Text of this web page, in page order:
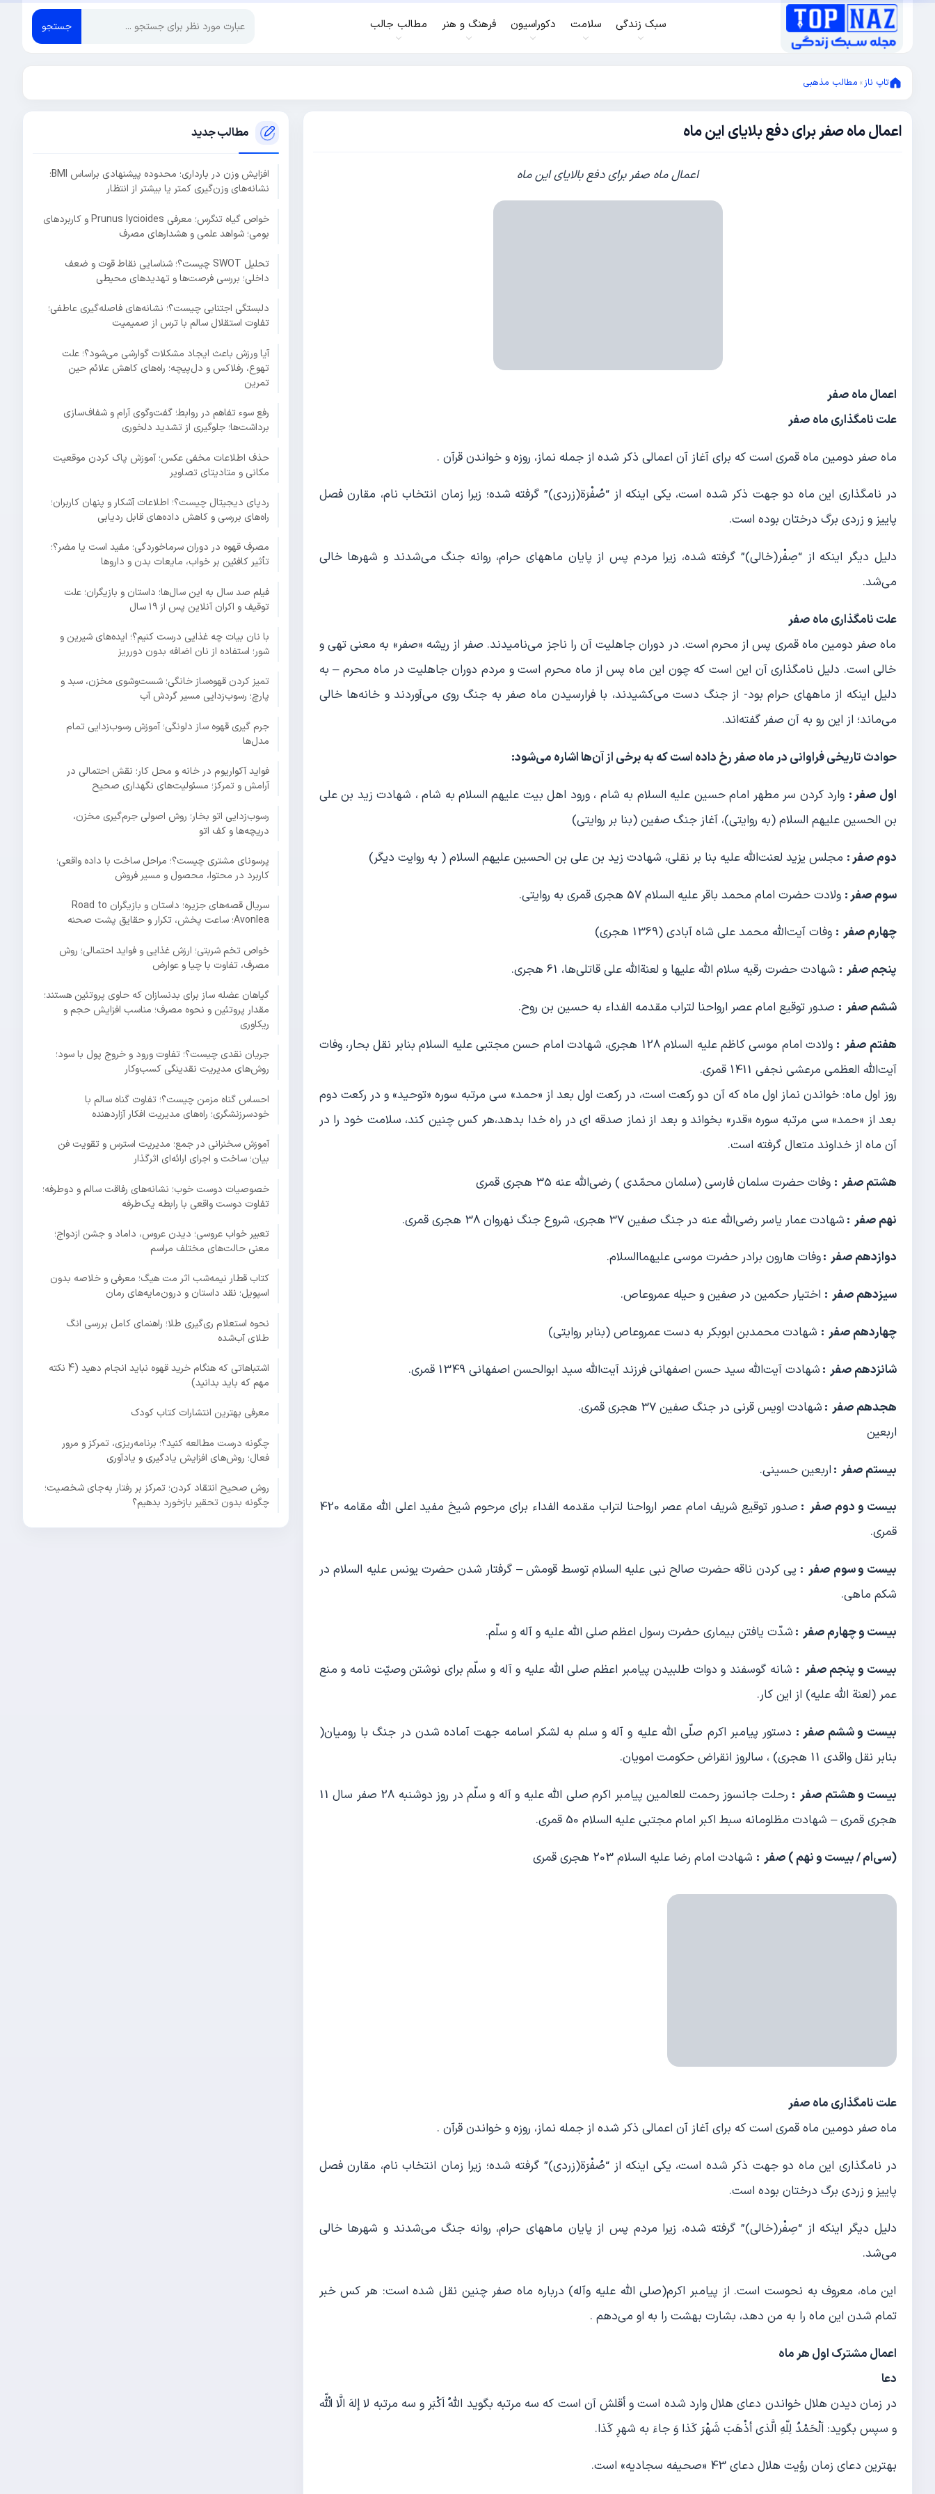
سبک زندگی سلامت دکوراسیون فرهنگ و هنر مطالب جالب جستجو
تاپ ناز» مطالب مذهبی
اعمال ماه صفر برای دفع بلایای این ماه
دسامبر
اعمال ماه صفر برای دفع بالایای این ماه
اعمال ماه صفر
علت نامگذاری ماه صفر
ماه صفر دومین ماه قمری است که برای آغاز آن اعمالی ذکر شده از جمله نماز، روزه و خواندن قرآن .
در نامگذاری این ماه دو جهت ذکر شده است، یکی اینکه از “صُفْرَة(زردی)” گرفته شده؛ زیرا زمان انتخاب نام، مقارن فصل
پاییز و زردی برگ درختان بوده است.
دلیل دیگر اینکه از “صِفْر(خالی)” گرفته شده، زیرا مردم پس از پایان ماههای حرام، روانه جنگ می‌شدند و شهرها خالی
می‌شد.
علت نامگذاری ماه صفر
ماه صفر دومین ماه قمری پس از محرم است. در دوران جاهلیت آن را ناجز می‌نامیدند. صفر از ریشه «صفر» به معنی تهی و
خالی است. دلیل نامگذاری آن این است که چون این ماه پس از ماه محرم است و مردم دوران جاهلیت در ماه محرم – به
دلیل اینکه از ماههای حرام بود- از جنگ دست می‌کشیدند، با فرارسیدن ماه صفر به جنگ روی می‌آوردند و خانه‌ها خالی
می‌ماند؛ از این رو به آن صفر گفته‌اند.
حوادث تاریخی فراوانی در ماه صفر رخ داده است که به برخی از آن‌ها اشاره می‌شود:
اول صفر : وارد کردن سر مطهر امام حسین علیه السلام به شام ، ورود اهل بیت علیهم السلام به شام ، شهادت زید بن علی
بن الحسین علیهم السلام (به روایتی)، آغاز جنگ صفین (بنا بر روایتی)
دوم صفر : مجلس یزید لعنت‌الله علیه بنا بر نقلی، شهادت زید بن علی بن الحسین علیهم السلام ( به روایت دیگر)
سوم صفر : ولادت حضرت امام محمد باقر علیه السلام 57 هجری قمری به روایتی.
چهارم صفر : وفات آیت‌الله محمد علی شاه آبادی (1369 هجری)
پنجم صفر : شهادت حضرت رقیه سلام الله علیها و لعنة‌الله علی قاتلی‌ها، 61 هجری.
ششم صفر : صدور توقیع امام عصر ارواحنا لتراب مقدمه الفداء به حسین بن روح.
هفتم صفر :
ولادت امام موسی کاظم علیه السلام 128 هجری، شهادت امام حسن مجتبی علیه السلام بنابر نقل بحار، وفات
آیت‌الله العظمی مرعشی نجفی 1411 قمری.
روز اول ماه: خواندن نماز اول ماه که آن دو رکعت است، در رکعت اول بعد از «حمد» سی مرتبه سوره «توحید» و در رکعت دوم
بعد از «حمد» سی مرتبه سوره «قدر» بخواند و بعد از نماز صدقه ای در راه خدا بدهد،هر کس چنین کند، سلامت خود را در
آن ماه از خداوند متعال گرفته است.
هشتم صفر : وفات حضرت سلمان فارسی (سلمان محمّدی ) رضی‌الله عنه 35 هجری قمری
نهم صفر :شهادت عمار یاسر رضی‌الله عنه در جنگ صفین 37 هجری، شروع جنگ نهروان 38 هجری قمری.
دوازدهم صفر :وفات هارون برادر حضرت موسی علیهماالسلام.
سیزدهم صفر : اختیار حکمین در صفین و حیله عمروعاص.
چهاردهم صفر : شهادت محمدبن ابوبکر به دست عمروعاص (بنابر روایتی)
شانزدهم صفر :شهادت آیت‌الله سید حسن اصفهانی فرزند آیت‌الله سید ابوالحسن اصفهانی 1349 قمری.
هجدهم صفر :شهادت اویس قرنی در جنگ صفین 37 هجری قمری.
اربعین
بیستم صفر :اربعین حسینی.
بیست و دوم صفر :
صدور توقیع شریف امام عصر ارواحنا لتراب مقدمه الفداء برای مرحوم شیخ مفید اعلی الله مقامه 420
قمری.
بیست و سوم صفر : پی کردن ناقه حضرت صالح نبی علیه السلام توسط قومش – گرفتار شدن حضرت یونس علیه السلام در
شکم ماهی.
بیست و چهارم صفر :شدّت یافتن بیماری حضرت رسول اعظم صلی الله علیه و آله و سلّم.
بیست و پنجم صفر : شانه گوسفند و دوات طلبیدن پیامبر اعظم صلی الله علیه و آله و سلّم برای نوشتن وصیّت نامه و منع
عمر (لعنة الله علیه) از این کار.
بیست و ششم صفر : دستور پیامبر اکرم صلّی الله علیه و آله و سلم به لشکر اسامه جهت آماده شدن در جنگ با رومیان(
بنابر نقل واقدی 11 هجری) ، سالروز انقراض حکومت امویان.
بیست و هشتم صفر :
رحلت جانسوز رحمت للعالمین پیامبر اکرم صلی الله علیه و آله و سلّم در روز دوشنبه 28 صفر سال 11
هجری قمری – شهادت مظلومانه سبط اکبر امام مجتبی علیه السلام 50 قمری.
(سی‌ام / بیست و نهم ) صفر : شهادت امام رضا علیه السلام 203 هجری قمری
علت نامگذاری ماه صفر
ماه صفر دومین ماه قمری است که برای آغاز آن اعمالی ذکر شده از جمله نماز، روزه و خواندن قرآن .
در نامگذاری این ماه دو جهت ذکر شده است، یکی اینکه از “صُفْرَة(زردی)” گرفته شده؛ زیرا زمان انتخاب نام، مقارن فصل
پاییز و زردی برگ درختان بوده است.
دلیل دیگر اینکه از “صِفْر(خالی)” گرفته شده، زیرا مردم پس از پایان ماههای حرام، روانه جنگ می‌شدند و شهرها خالی
می‌شد.
این ماه، معروف به نحوست است. از پیامبر اکرم(صلی الله علیه وآله) درباره ماه صفر چنین نقل شده است: هر کس خبر
تمام شدن این ماه را به من دهد، بشارت بهشت را به او می‌دهم .
اعمال مشترک اول هر ماه
دعا
در زمان دیدن هلال خواندن دعای هلال وارد شده است و أقلش آن است که سه مرتبه بگوید اللّهُ اَکْبَر و سه مرتبه لا إلهَ الَّا الْلّه
و سپس بگوید: اَلْحَمْدُ لِلّهِ الَّذی أذْهَبَ شَهْرَ کَذا وَ جاءَ به شهرِ کَذا.
بهترین دعای زمان رؤیت هلال دعای 43 «صحیفه سجادیه» است.
مطالب جدید
افزایش وزن در بارداری؛ محدوده پیشنهادی براساس BMI؛
نشانه‌های وزن‌گیری کمتر یا بیشتر از انتظار
خواص گیاه تنگرس؛ معرفی Prunus lycioides و کاربردهای
بومی؛ شواهد علمی و هشدارهای مصرف
تحلیل SWOT چیست؟؛ شناسایی نقاط قوت و ضعف
داخلی؛ بررسی فرصت‌ها و تهدیدهای محیطی
دلبستگی اجتنابی چیست؟؛ نشانه‌های فاصله‌گیری عاطفی؛
تفاوت استقلال سالم با ترس از صمیمیت
آیا ورزش باعث ایجاد مشکلات گوارشی می‌شود؟؛ علت
تهوع، رفلاکس و دل‌پیچه؛ راه‌های کاهش علائم حین
تمرین
رفع سوء تفاهم در روابط؛ گفت‌وگوی آرام و شفاف‌سازی
برداشت‌ها؛ جلوگیری از تشدید دلخوری
حذف اطلاعات مخفی عکس؛ آموزش پاک کردن موقعیت
مکانی و متادیتای تصاویر
ردپای دیجیتال چیست؟؛ اطلاعات آشکار و پنهان کاربران؛
راه‌های بررسی و کاهش داده‌های قابل ردیابی
مصرف قهوه در دوران سرماخوردگی؛ مفید است یا مضر؟؛
تأثیر کافئین بر خواب، مایعات بدن و داروها
فیلم صد سال به این سال‌ها؛ داستان و بازیگران؛ علت
توقیف و اکران آنلاین پس از ۱۹ سال
با نان بیات چه غذایی درست کنیم؟؛ ایده‌های شیرین و
شور؛ استفاده از نان اضافه بدون دورریز
تمیز کردن قهوه‌ساز خانگی؛ شست‌وشوی مخزن، سبد و
پارچ؛ رسوب‌زدایی مسیر گردش آب
جرم گیری قهوه ساز دلونگی؛ آموزش رسوب‌زدایی تمام
مدل‌ها
فواید آکواریوم در خانه و محل کار؛ نقش احتمالی در
آرامش و تمرکز؛ مسئولیت‌های نگهداری صحیح
رسوب‌زدایی اتو بخار؛ روش اصولی جرم‌گیری مخزن،
دریچه‌ها و کف اتو
پرسونای مشتری چیست؟؛ مراحل ساخت با داده واقعی؛
کاربرد در محتوا، محصول و مسیر فروش
سریال قصه‌های جزیره؛ داستان و بازیگران Road to
Avonlea؛ ساعت پخش، تکرار و حقایق پشت صحنه
خواص تخم شربتی؛ ارزش غذایی و فواید احتمالی؛ روش
مصرف، تفاوت با چیا و عوارض
گیاهان عضله ساز برای بدنسازان که حاوی پروتئین هستند؛
مقدار پروتئین و نحوه مصرف؛ مناسب افزایش حجم و
ریکاوری
جریان نقدی چیست؟؛ تفاوت ورود و خروج پول با سود؛
روش‌های مدیریت نقدینگی کسب‌وکار
احساس گناه مزمن چیست؟؛ تفاوت گناه سالم با
خودسرزنشگری؛ راه‌های مدیریت افکار آزاردهنده
آموزش سخنرانی در جمع؛ مدیریت استرس و تقویت فن
بیان؛ ساخت و اجرای ارائه‌ای اثرگذار
خصوصیات دوست خوب؛ نشانه‌های رفاقت سالم و دوطرفه؛
تفاوت دوست واقعی با رابطه یک‌طرفه
تعبیر خواب عروسی؛ دیدن عروس، داماد و جشن ازدواج؛
معنی حالت‌های مختلف مراسم
کتاب قطار نیمه‌شب اثر مت هیگ؛ معرفی و خلاصه بدون
اسپویل؛ نقد داستان و درون‌مایه‌های رمان
نحوه استعلام ری‌گیری طلا؛ راهنمای کامل بررسی انگ
طلای آب‌شده
اشتباهاتی که هنگام خرید قهوه نباید انجام دهید (4 نکته
مهم که باید بدانید)
معرفی بهترین انتشارات کتاب کودک
چگونه درست مطالعه کنید؟؛ برنامه‌ریزی، تمرکز و مرور
فعال؛ روش‌های افزایش یادگیری و یادآوری
روش صحیح انتقاد کردن؛ تمرکز بر رفتار به‌جای شخصیت؛
چگونه بدون تحقیر بازخورد بدهیم؟